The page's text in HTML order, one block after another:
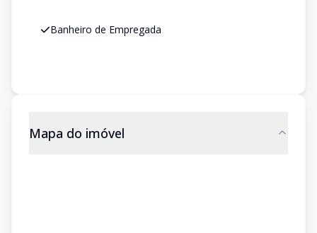
Banheiro de Empregada
Mapa do imóvel